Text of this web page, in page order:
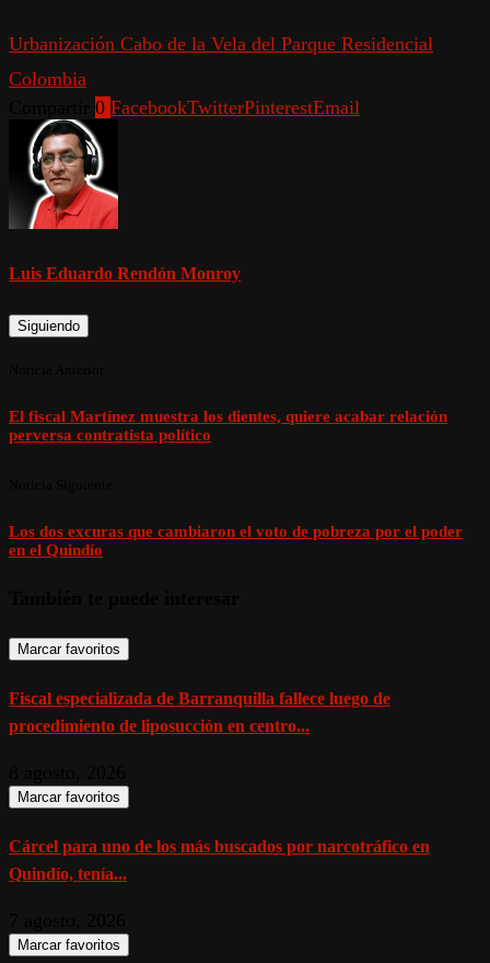
Urbanización Cabo de la Vela del Parque Residencial
Colombia
0 FacebookTwitterPinterestEmail
Luis Eduardo Rendón Monroy
Siguiendo
El fiscal Martínez muestra los dientes, quiere acabar relación
perversa contratista político
Los dos excuras que cambiaron el voto de pobreza por el poder
en el Quindío
Marcar favoritos
Fiscal especializada de Barranquilla fallece luego de
procedimiento de liposucción en centro...
Marcar favoritos
Cárcel para uno de los más buscados por narcotráfico en
Quindío, tenía...
Marcar favoritos